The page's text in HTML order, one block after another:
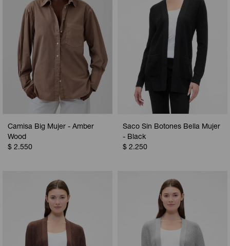
Camisa Big Mujer - Amber
Wood
$ 2.550
Saco Sin Botones Bella Mujer
- Black
$ 2.250